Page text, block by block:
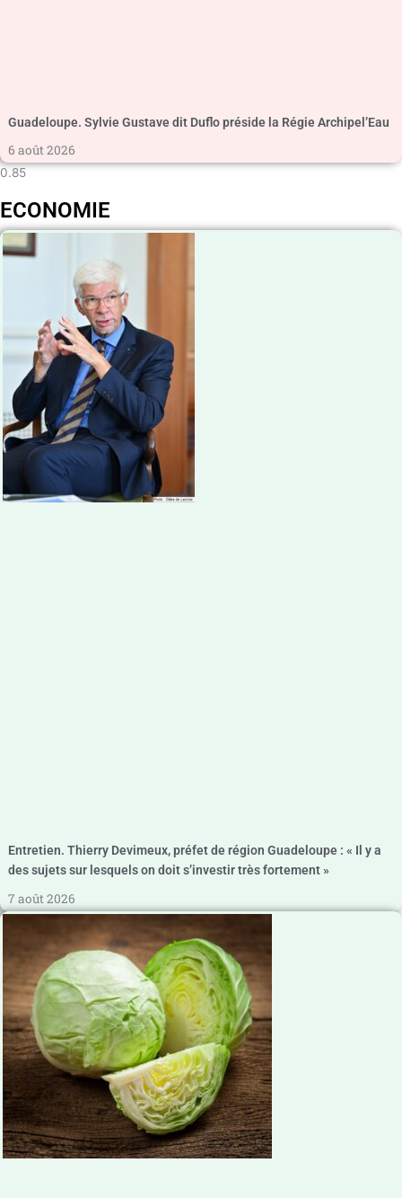
Guadeloupe. Sylvie Gustave dit Duflo préside la Régie Archipel’Eau
6 août 2026
ECONOMIE
Entretien. Thierry Devimeux, préfet de région Guadeloupe : « Il y a
des sujets sur lesquels on doit s’investir très fortement »
7 août 2026